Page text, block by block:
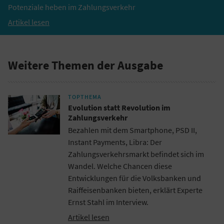
Potenziale heben im Zahlungsverkehr
Artikel lesen
Weitere Themen der Ausgabe
TOPTHEMA
Evolution statt Revolution im
Zahlungsverkehr
Bezahlen mit dem Smartphone, PSD II,
Instant Payments, Libra: Der
Zahlungsverkehrsmarkt befindet sich im
Wandel. Welche Chancen diese
Entwicklungen für die Volksbanken und
Raiffeisenbanken bieten, erklärt Experte
Ernst Stahl im Interview.
Artikel lesen